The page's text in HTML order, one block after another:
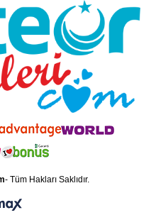
- Tüm Hakları Saklıdır.